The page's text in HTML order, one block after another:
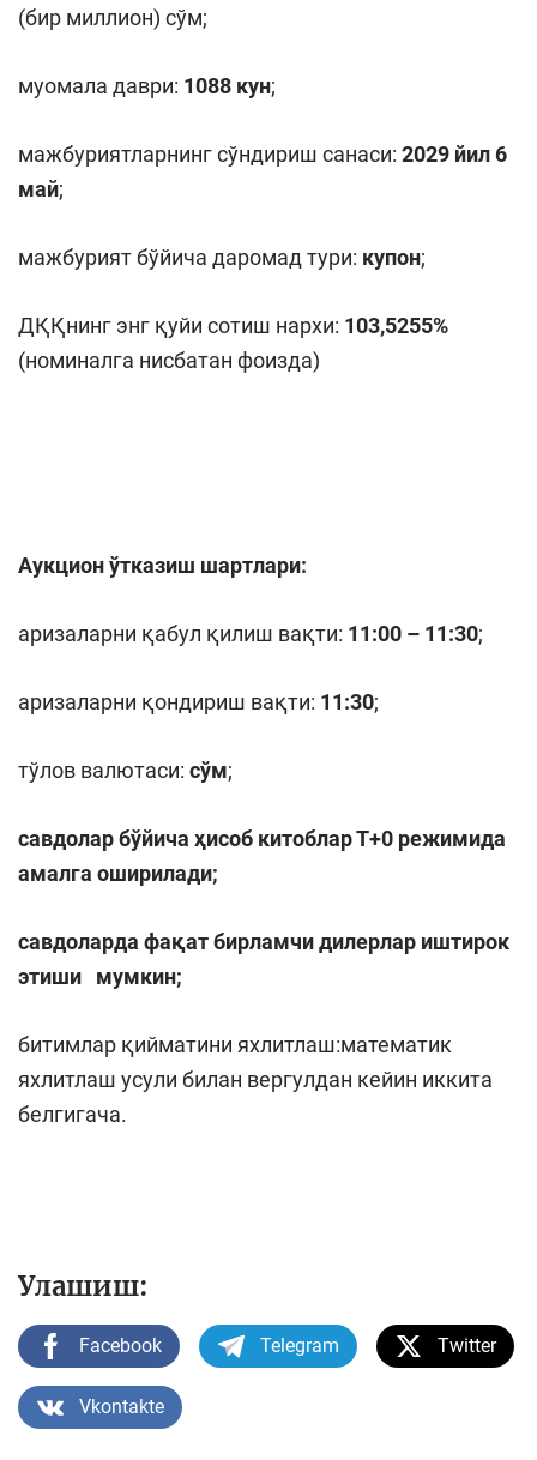
(бир миллион) сўм;
муомала даври: 1088 кун;
мажбуриятларнинг сўндириш санаси: 2029 йил 6
май;
мажбурият бўйича даромад тури: купон;
ДҚҚнинг энг қуйи сотиш нархи: 103,5255%
(номиналга нисбатан фоизда)
Аукцион ўтказиш шартлари:
аризаларни қабул қилиш вақти: 11:00 – 11:30;
аризаларни қондириш вақти: 11:30;
тўлов валютаси: сўм;
савдолар бўйича ҳисоб китоблар Т+0 режимида
амалга оширилади;
савдоларда фақат бирламчи дилерлар иштирок
этиши мумкин;
битимлар қийматини яхлитлаш:математик
яхлитлаш усули билан вергулдан кейин иккита
белгигача.
Улашиш:
Facebook Telegram Twitter
Vkontakte